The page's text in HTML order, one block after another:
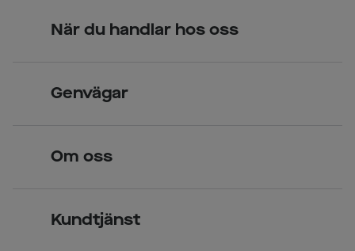
När du handlar hos oss
Över 70 butiker
Genvägar
Om oss
Kundtjänst